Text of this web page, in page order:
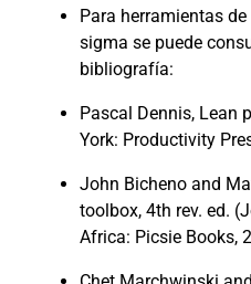
Para herramientas
sigma se puede
bibliografía:
Pascal Dennis, Lean
York: Productivity
John Bicheno and
toolbox, 4th rev. ed.
Africa: Picsie Books,